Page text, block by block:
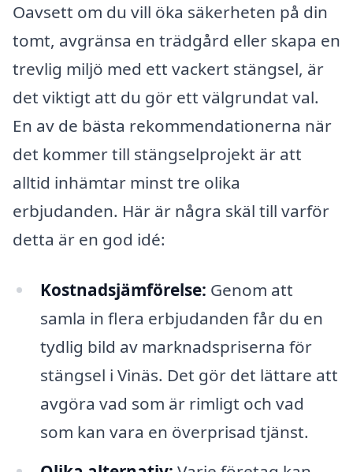
Oavsett om du vill öka säkerheten på din
tomt, avgränsa en trädgård eller skapa en
trevlig miljö med ett vackert stängsel, är
det viktigt att du gör ett välgrundat val.
En av de bästa rekommendationerna när
det kommer till stängselprojekt är att
alltid inhämtar minst tre olika
erbjudanden. Här är några skäl till varför
detta är en god idé:
Kostnadsjämförelse: Genom att
samla in flera erbjudanden får du en
tydlig bild av marknadspriserna för
stängsel i Vinäs. Det gör det lättare att
avgöra vad som är rimligt och vad
som kan vara en överprisad tjänst.